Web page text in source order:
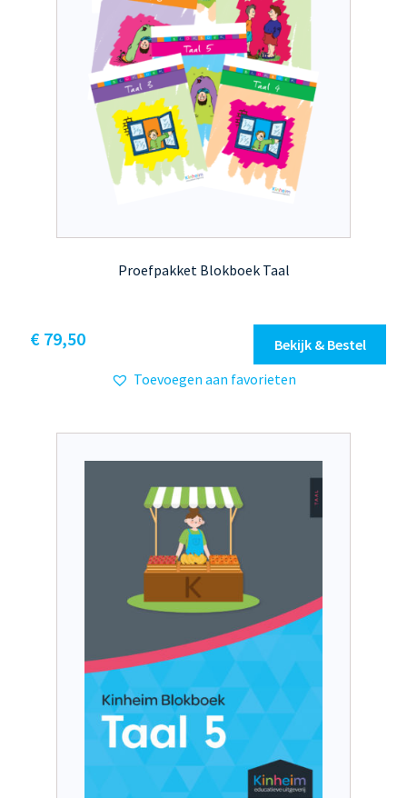
productpagina
Proefpakket Blokboek Taal
€79,50
Bekijk & Bestel
Toevoegen aan favorieten